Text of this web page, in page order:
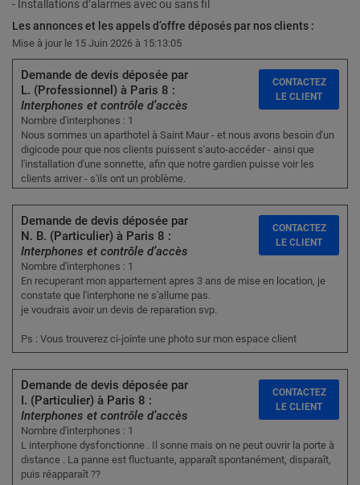
- Installations d’alarmes avec ou sans fil
Les annonces et les appels d’offre déposés par nos clients :
Mise à jour le 15 Juin 2026 à 15:13:05
Demande de devis déposée par
L. (Professionnel) à Paris 8 :
Interphones et contrôle d’accès
Nombre d'interphones : 1
Nous sommes un aparthotel à Saint Maur - et nous avons besoin d'un
digicode pour que nos clients puissent s'auto-accéder - ainsi que
l'installation d'une sonnette, afin que notre gardien puisse voir les
clients arriver - s'ils ont un problème.
CONTACTEZ
LE CLIENT
Demande de devis déposée par
N. B. (Particulier) à Paris 8 :
Interphones et contrôle d’accès
Nombre d'interphones : 1
En recuperant mon appartement apres 3 ans de mise en location, je
constate que l'interphone ne s'allume pas.
je voudrais avoir un devis de reparation svp.
Ps : Vous trouverez ci-jointe une photo sur mon espace client
CONTACTEZ
LE CLIENT
Demande de devis déposée par
I. (Particulier) à Paris 8 :
Interphones et contrôle d’accès
Nombre d'interphones : 1
L interphone dysfonctionne . Il sonne mais on ne peut ouvrir la porte à
distance . La panne est fluctuante, apparaît spontanément, disparaît,
puis réapparaît ??
CONTACTEZ
LE CLIENT